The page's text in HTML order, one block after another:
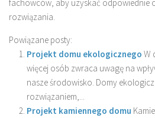
fachowców, aby uzyskać odpowiednie
rozwiązania.
Powiązane posty:
Projekt domu ekologicznego W
więcej osób zwraca uwagę na
nasze środowisko. Domy
rozwiązaniem,...
Projekt kamiennego domu